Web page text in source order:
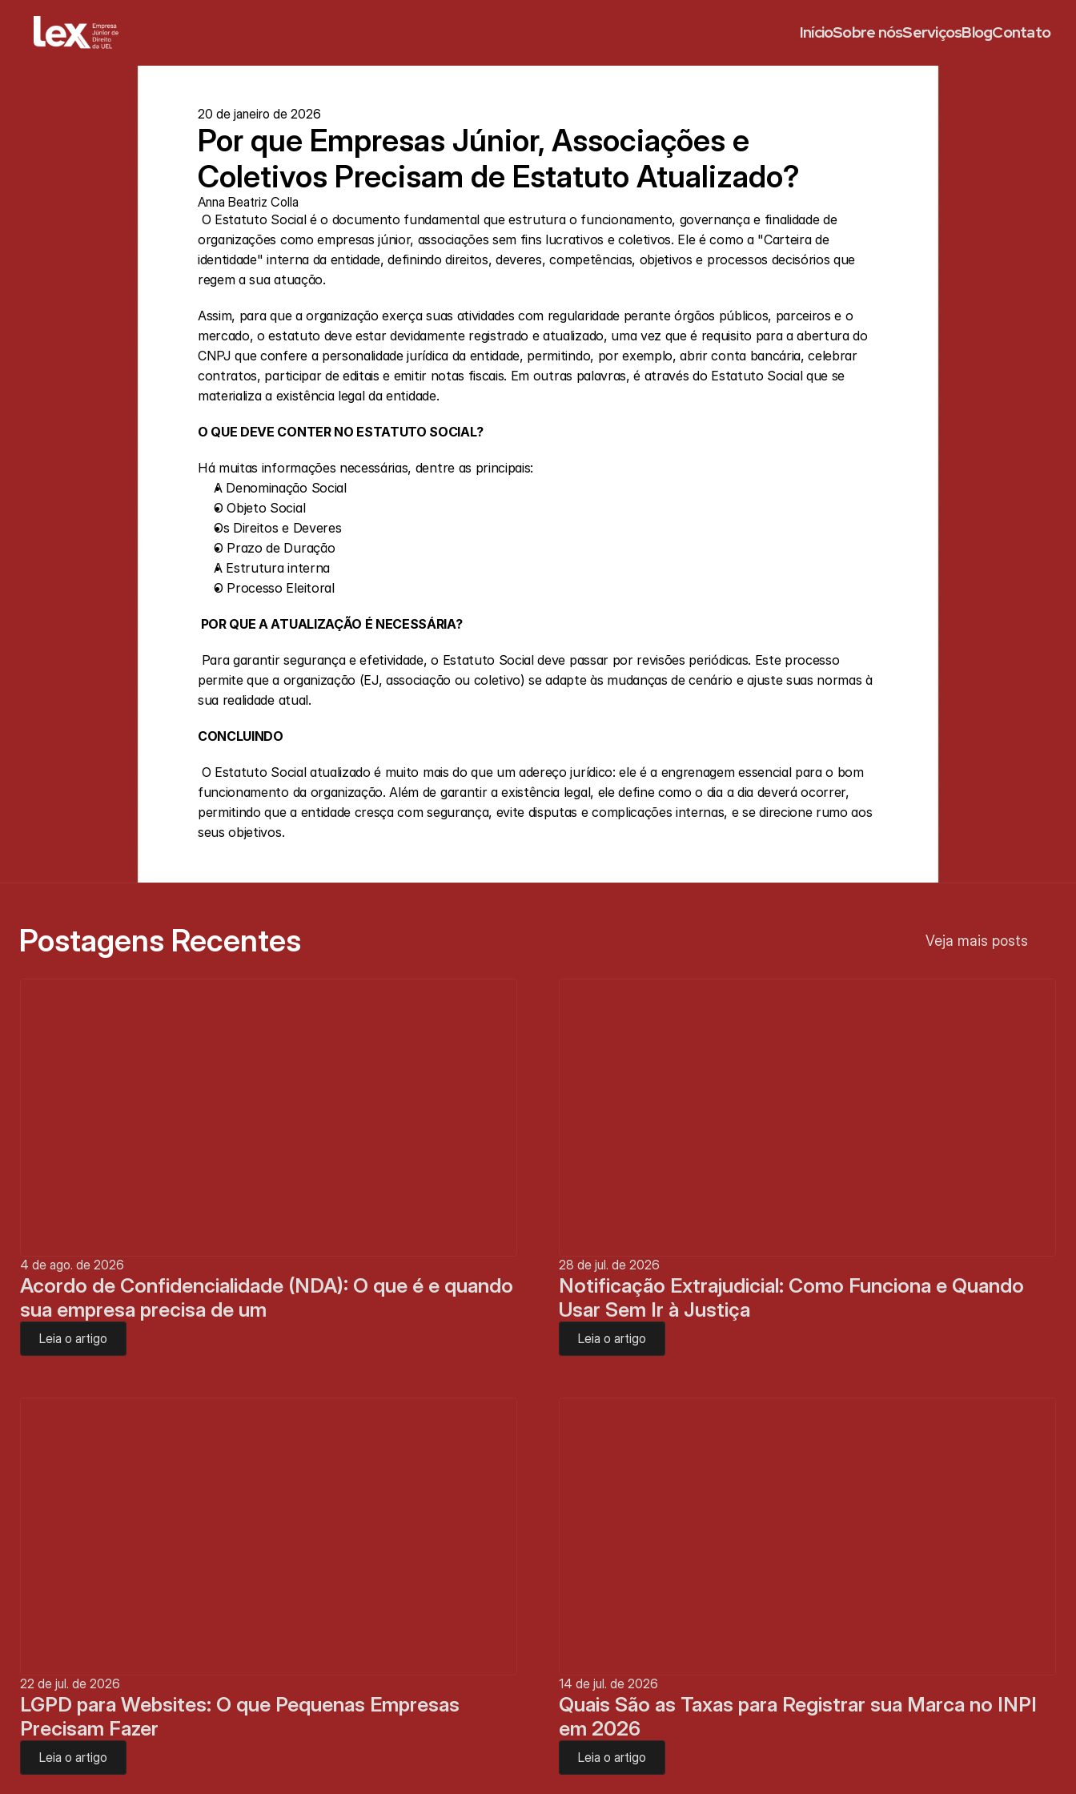
InícioSobre nósServiçosBlogContato
20 de janeiro de 2026
Por que Empresas Júnior, Associações e
Coletivos Precisam de Estatuto Atualizado?
Anna Beatriz Colla
organizações como empresas júnior, associações sem fins lucrativos e coletivos. Ele é como a "Carteira de
identidade" interna da entidade, definindo direitos, deveres, competências, objetivos e processos decisórios que
regem a sua atuação.
Assim, para que a organização exerça suas atividades com regularidade perante órgãos públicos, parceiros e o
mercado, o estatuto deve estar devidamente registrado e atualizado, uma vez que é requisito para a abertura do
CNPJ que confere a personalidade jurídica da entidade, permitindo, por exemplo, abrir conta bancária, celebrar
contratos, participar de editais e emitir notas fiscais. Em outras palavras, é através do Estatuto Social que se
materializa a existência legal da entidade.
O QUE DEVE CONTER NO ESTATUTO SOCIAL?
Há muitas informações necessárias, dentre as principais:
A Denominação Social
O Objeto Social
Os Direitos e Deveres
O Prazo de Duração
A Estrutura interna
O Processo Eleitoral
POR QUE A ATUALIZAÇÃO É NECESSÁRIA?
permite que a organização (EJ, associação ou coletivo) se adapte às mudanças de cenário e ajuste suas normas à
sua realidade atual.
CONCLUINDO
funcionamento da organização. Além de garantir a existência legal, ele define como o dia a dia deverá ocorrer,
permitindo que a entidade cresça com segurança, evite disputas e complicações internas, e se direcione rumo aos
seus objetivos.
Postagens Recentes Veja mais posts
4 de ago. de 2026
Acordo de Confidencialidade (NDA): O que é e quando
sua empresa precisa de um
Leia o artigo
28 de jul. de 2026
Notificação Extrajudicial: Como Funciona e Quando
Usar Sem Ir à Justiça
Leia o artigo
22 de jul. de 2026
LGPD para Websites: O que Pequenas Empresas
Precisam Fazer
Leia o artigo
14 de jul. de 2026
Quais São as Taxas para Registrar sua Marca no INPI
em 2026
Leia o artigo